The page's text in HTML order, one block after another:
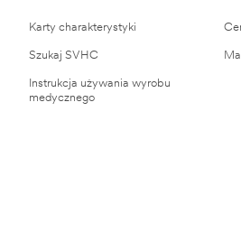
Karty charakterystyki
Szukaj SVHC
Instrukcja używania wyrobu
medycznego